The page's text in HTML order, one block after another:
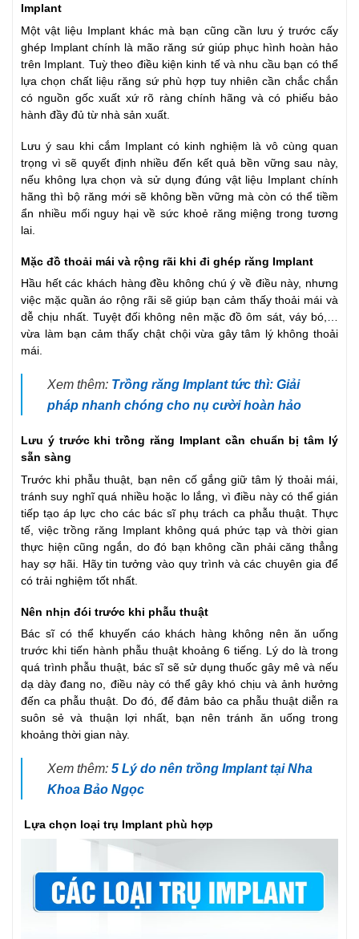
Implant
Một vật liệu Implant khác mà bạn cũng cần lưu ý trước cấy
ghép Implant chính là mão răng sứ giúp phục hình hoàn hảo
trên Implant. Tuỳ theo điều kiện kinh tế và nhu cầu bạn có thể
lựa chọn chất liệu răng sứ phù hợp tuy nhiên cần chắc chắn
có nguồn gốc xuất xứ rõ ràng chính hãng và có phiếu bảo
hành đầy đủ từ nhà sản xuất.
Lưu ý sau khi cắm Implant có kinh nghiệm là vô cùng quan
trọng vì sẽ quyết định nhiều đến kết quả bền vững sau này,
nếu không lựa chọn và sử dụng đúng vật liệu Implant chính
hãng thì bộ răng mới sẽ không bền vững mà còn có thể tiềm
ẩn nhiều mối nguy hại về sức khoẻ răng miệng trong tương
lai.
Mặc đồ thoải mái và rộng rãi khi đi ghép răng Implant
Hầu hết các khách hàng đều không chú ý về điều này, nhưng
việc mặc quần áo rộng rãi sẽ giúp bạn cảm thấy thoải mái và
dễ chịu nhất. Tuyệt đối không nên mặc đồ ôm sát, váy bó,…
vừa làm bạn cảm thấy chật chội vừa gây tâm lý không thoải
mái.
Xem thêm: Trồng răng Implant tức thì: Giải
pháp nhanh chóng cho nụ cười hoàn hảo
Lưu ý trước khi trồng răng Implant cần chuẩn bị tâm lý
sẵn sàng
Trước khi phẫu thuật, bạn nên cố gắng giữ tâm lý thoải mái,
tránh suy nghĩ quá nhiều hoặc lo lắng, vì điều này có thể gián
tiếp tạo áp lực cho các bác sĩ phụ trách ca phẫu thuật. Thực
tế, việc trồng răng Implant không quá phức tạp và thời gian
thực hiện cũng ngắn, do đó bạn không cần phải căng thẳng
hay sợ hãi. Hãy tin tưởng vào quy trình và các chuyên gia để
có trải nghiệm tốt nhất.
Nên nhịn đói trước khi phẫu thuật
Bác sĩ có thể khuyến cáo khách hàng không nên ăn uống
trước khi tiến hành phẫu thuật khoảng 6 tiếng. Lý do là trong
quá trình phẫu thuật, bác sĩ sẽ sử dụng thuốc gây mê và nếu
dạ dày đang no, điều này có thể gây khó chịu và ảnh hưởng
đến ca phẫu thuật. Do đó, để đảm bảo ca phẫu thuật diễn ra
suôn sẻ và thuận lợi nhất, bạn nên tránh ăn uống trong
khoảng thời gian này.
Xem thêm: 5 Lý do nên trồng Implant tại Nha
Khoa Bảo Ngọc
Lựa chọn loại trụ Implant phù hợp